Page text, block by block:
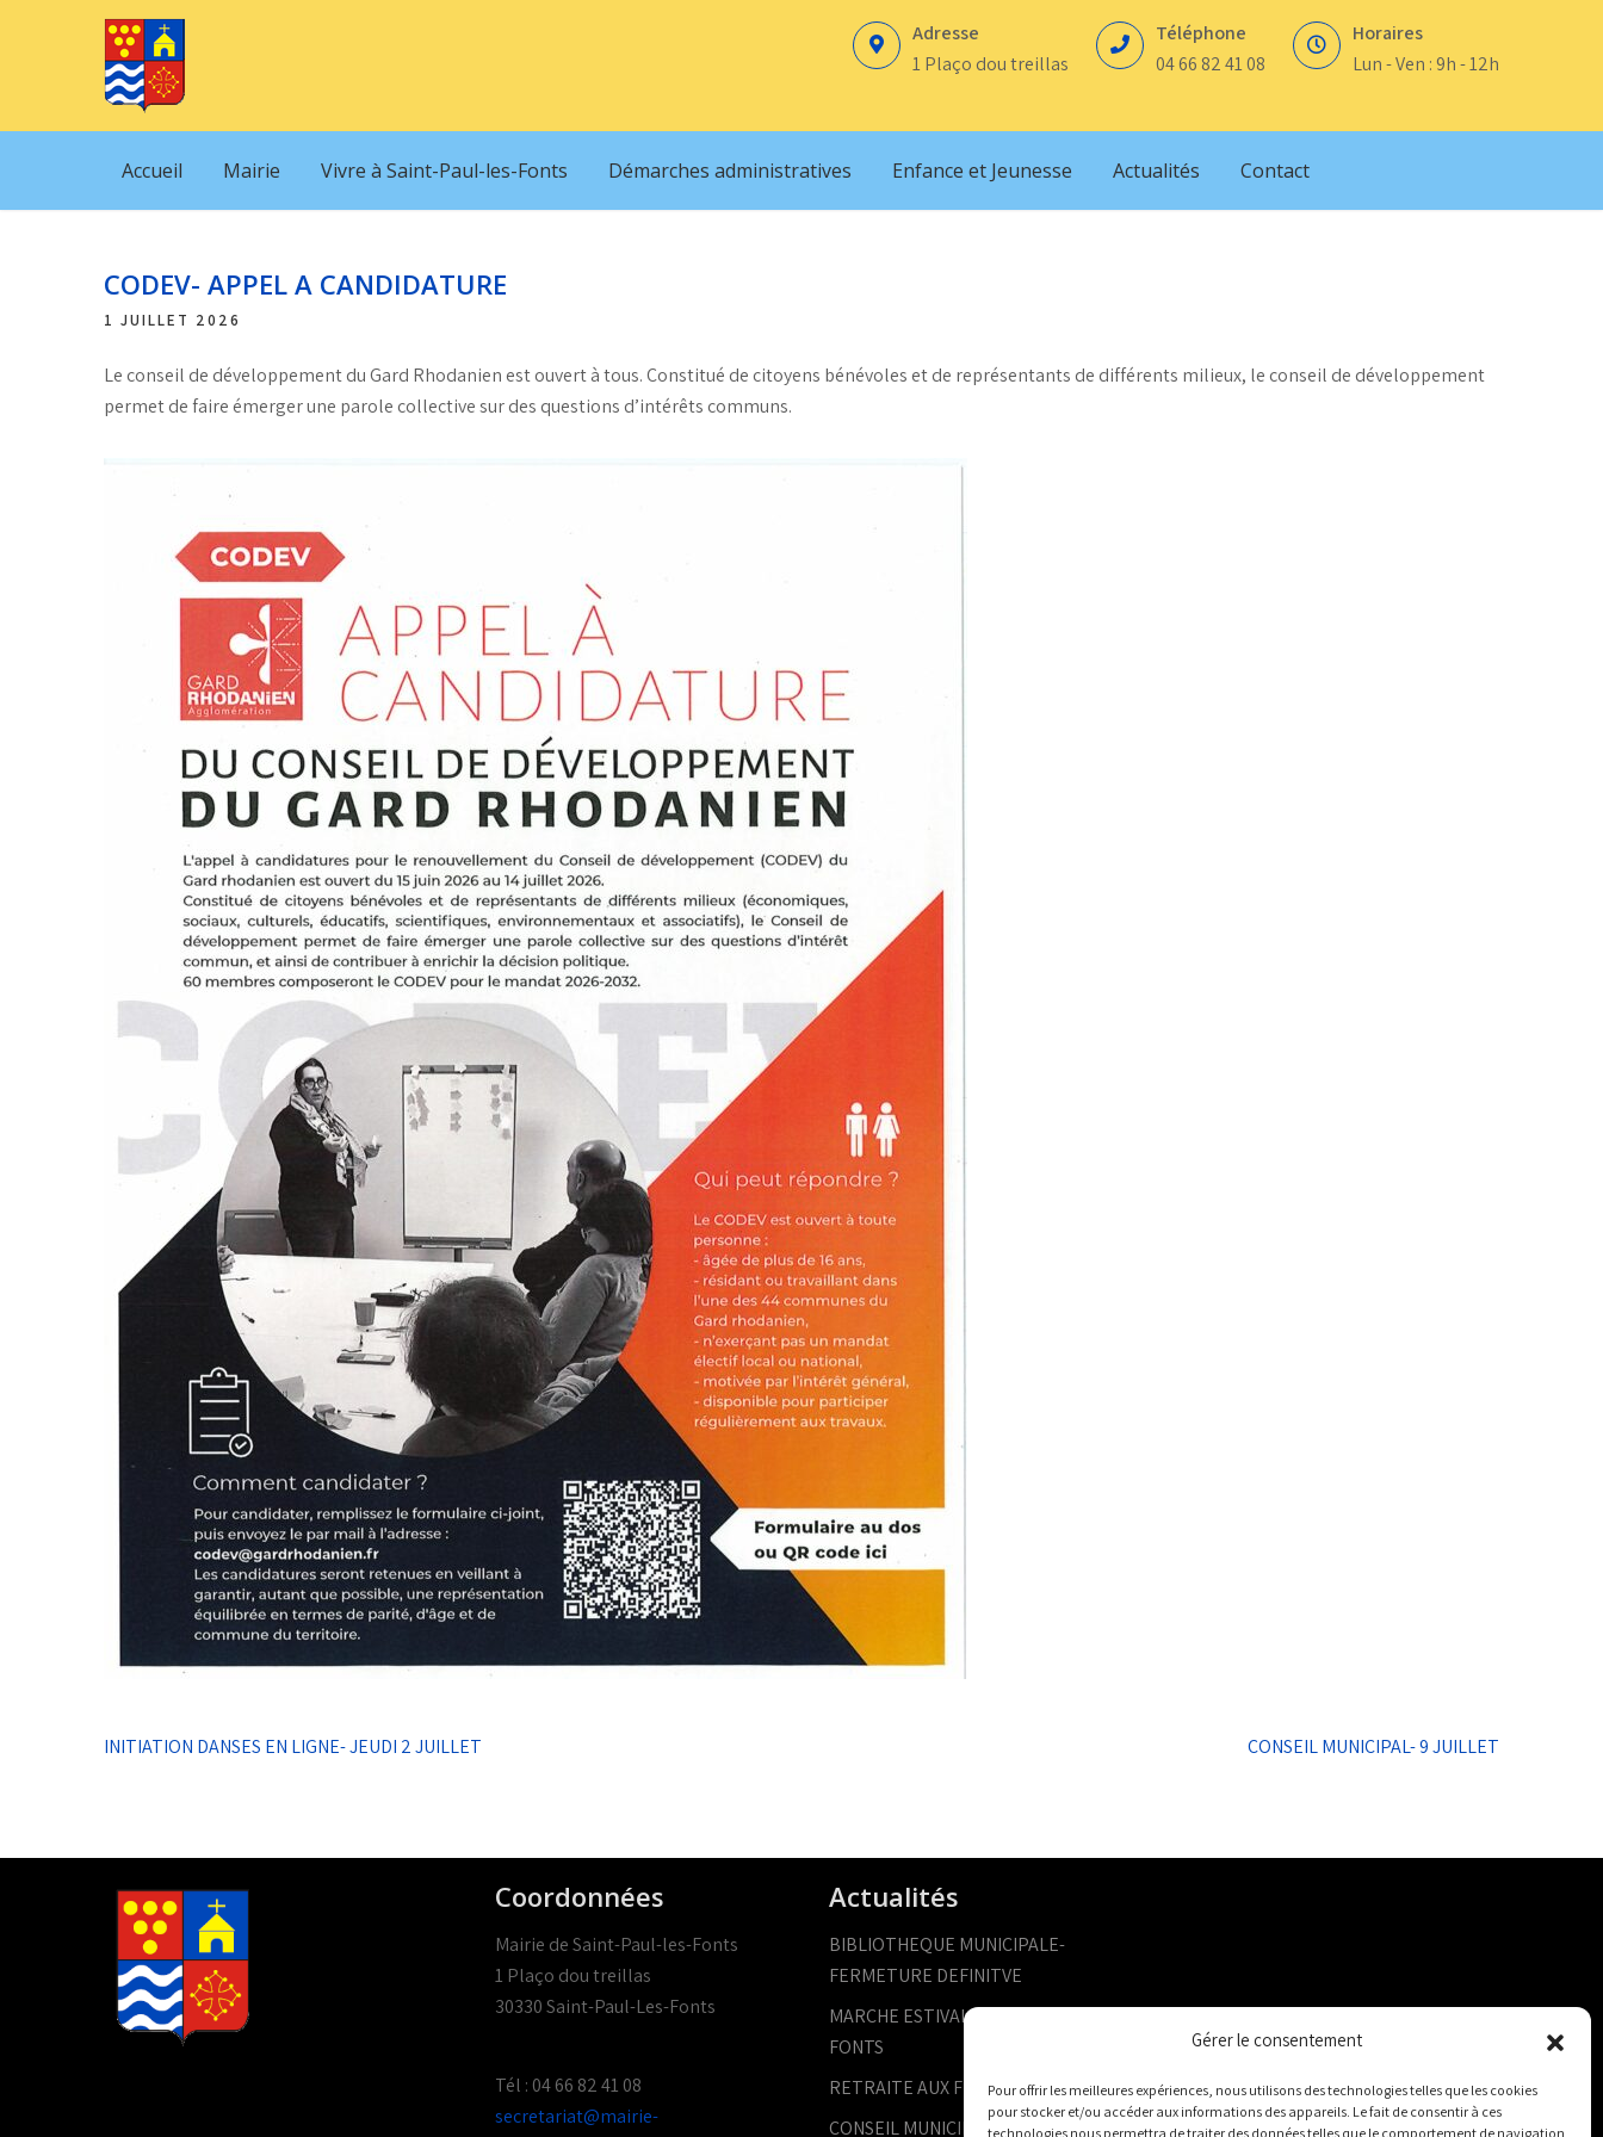
Gérer le consentement
Pour offrir les meilleures expériences, nous utilisons des technologies telles que les cookies
pour stocker et/ou accéder aux informations des appareils. Le fait de consentir à ces
technologies nous permettra de traiter des données telles que le comportement de navigation
Mairie
de
Saint-
les-
Fonts
Adresse
1 Plaço dou treillas
Téléphone
04 66 82 41 08
Horaires
Lun - Ven : 9h - 12h
Accueil Mairie Vivre à Saint-Paul-les-Fonts Démarches administratives Enfance et Jeunesse Actualités Contact
CODEV- APPEL A CANDIDATURE
1 JUILLET 2026
Le conseil de développement du Gard Rhodanien est ouvert à tous. Constitué de citoyens bénévoles et de représentants de différents milieux, le conseil de développement
permet de faire émerger une parole collective sur des questions d’intérêts communs.
Navigation
INITIATION DANSES EN LIGNE- JEUDI 2 JUILLET CONSEIL MUNICIPAL- 9 JUILLET
Coordonnées
Mairie de Saint-Paul-les-Fonts
1 Plaço dou treillas
30330 Saint-Paul-Les-Fonts
Tél : 04 66 82 41 08
secretariat@mairie-
Actualités
BIBLIOTHEQUE MUNICIPALE-
FERMETURE DEFINITVE
MARCHE ESTIVAL SAINT-PAUL-LES-
FONTS
RETRAITE AUX FLAMBEAUX
CONSEIL MUNICIPAL- 9 JUILLET